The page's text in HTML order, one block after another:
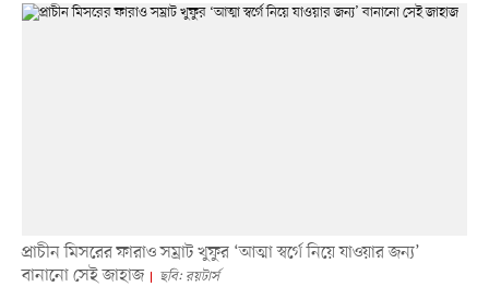
প্রাচীন মিসরের ফারাও সম্রাট খুফুর ‘আত্মা স্বর্গে নিয়ে যাওয়ার জন্য’
বানানো সেই জাহাজ
ছবি: রয়টার্স